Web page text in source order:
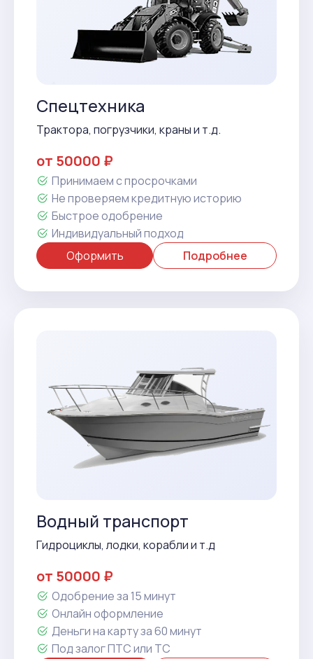
Спецтехника
Трактора, погрузчики, краны и т.д.
от 50000 ₽
Принимаем с просрочками
Не проверяем кредитную историю
Быстрое одобрение
Индивидуальный подход
Оформить
Подробнее
Водный транспорт
Гидроциклы, лодки, корабли и т.д
от 50000 ₽
Одобрение за 15 минут
Онлайн оформление
Деньги на карту за 60 минут
Под залог ПТС или ТС